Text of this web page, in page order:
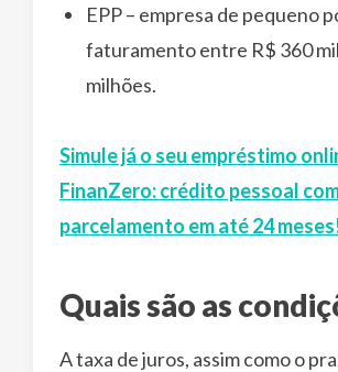
EPP – empresa de pequeno
faturamento entre R$ 360
milhões.
Simule já o seu empréstimo
FinanZero: crédito pessoal
parcelamento em até 24
Quais são as
A taxa de juros, assim como o